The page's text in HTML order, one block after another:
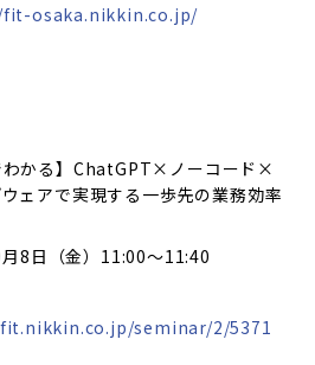
osaka.nikkin.co.jp/
わかる】ChatGPT×ノーコード×
ェアで実現する一歩先の業務効率
8日（金）11:00～11:40
seminar/2/5371